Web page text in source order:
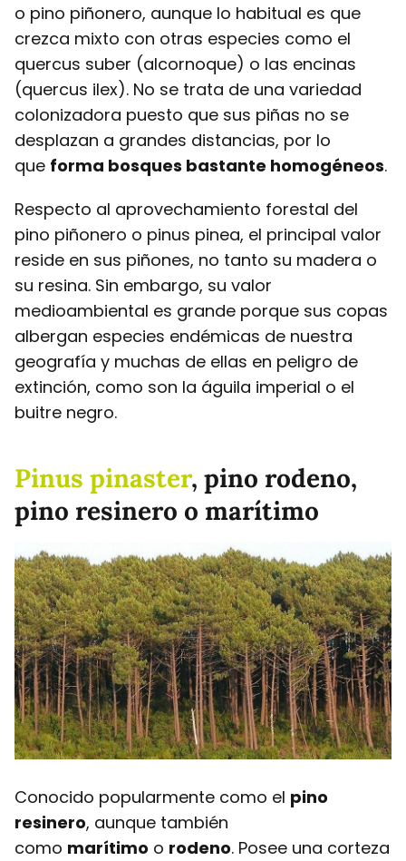
o pino piñonero, aunque lo habitual es que
crezca mixto con otras especies como el
quercus suber (alcornoque) o las encinas
(quercus ilex). No se trata de una variedad
colonizadora puesto que sus piñas no se
desplazan a grandes distancias, por lo
que forma bosques bastante homogéneos.
Respecto al aprovechamiento forestal del
pino piñonero o pinus pinea, el principal valor
reside en sus piñones, no tanto su madera o
su resina. Sin embargo, su valor
medioambiental es grande porque sus copas
albergan especies endémicas de nuestra
geografía y muchas de ellas en peligro de
extinción, como son la águila imperial o el
buitre negro.
Pinus pinaster, pino rodeno,
pino resinero o marítimo
Conocido popularmente como el pino
resinero, aunque también
como marítimo o rodeno. Posee una corteza